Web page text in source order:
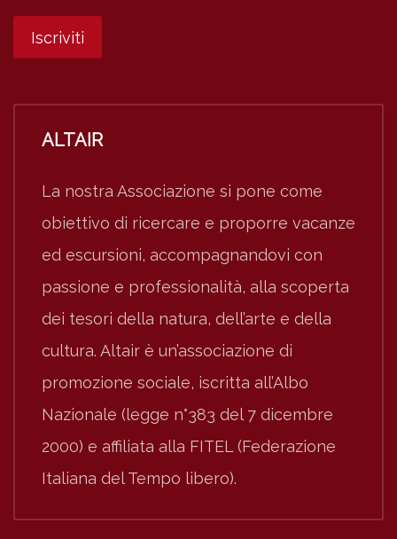
ALTAIR
La nostra Associazione si pone come
obiettivo di ricercare e proporre vacanze
ed escursioni, accompagnandovi con
passione e professionalità, alla scoperta
dei tesori della natura, dell’arte e della
cultura. Altair è un’associazione di
promozione sociale, iscritta all’Albo
Nazionale (legge n°383 del 7 dicembre
2000) e affiliata alla FITEL (Federazione
Italiana del Tempo libero).